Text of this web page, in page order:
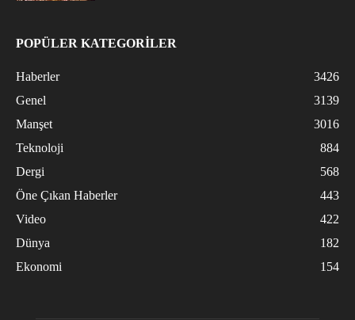
POPÜLER KATEGORİLER
Haberler
3426
Genel
3139
Manşet
3016
Teknoloji
884
Dergi
568
Öne Çıkan Haberler
443
Video
422
Dünya
182
Ekonomi
154